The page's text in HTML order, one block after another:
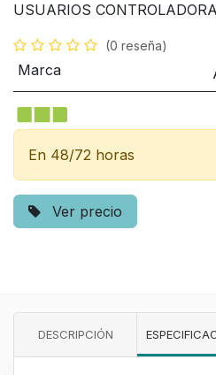
USUARIOS
(0 reseña)
Marca
En 48/72 horas
Ver precio
DESCRIPCIÓN